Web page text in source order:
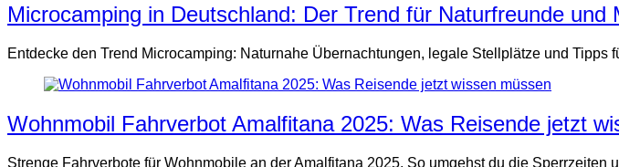
Microcamping in Deutschland: Der Trend für Naturfreunde und
Entdecke den Trend Microcamping: Naturnahe Übernachtungen, legale Stellplätze und Tipps
Wohnmobil Fahrverbot Amalfitana 2025: Was Reisende jetzt
Strenge Fahrverbote für Wohnmobile an der Amalfitana 2025. So umgehst du die Sperrzeiten